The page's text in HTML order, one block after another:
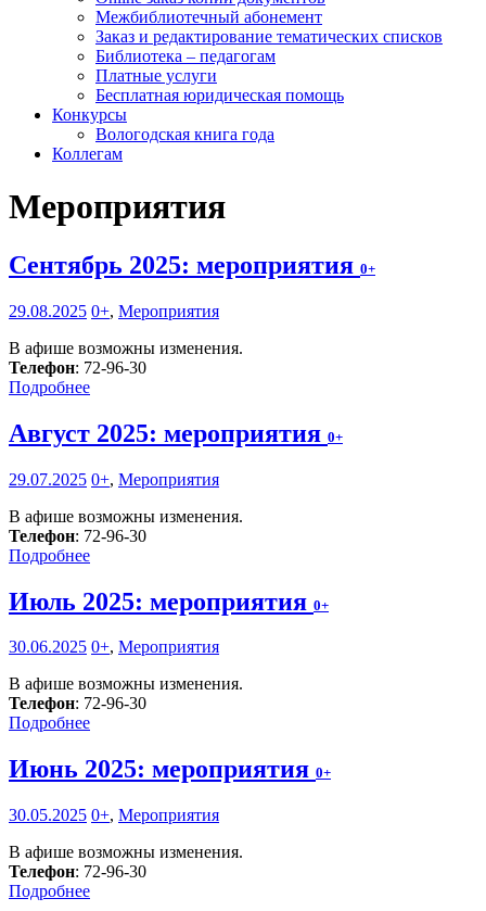
Межбиблиотечный абонемент
Заказ и редактирование тематических списков
Библиотека – педагогам
Платные услуги
Бесплатная юридическая помощь
Конкурсы
Вологодская книга года
Коллегам
Мероприятия
Сентябрь 2025: мероприятия 0+
29.08.2025 0+, Мероприятия
В афише возможны изменения.
Телефон: 72-96-30
Подробнее
Август 2025: мероприятия 0+
29.07.2025 0+, Мероприятия
В афише возможны изменения.
Телефон: 72-96-30
Подробнее
Июль 2025: мероприятия 0+
30.06.2025 0+, Мероприятия
В афише возможны изменения.
Телефон: 72-96-30
Подробнее
Июнь 2025: мероприятия 0+
30.05.2025 0+, Мероприятия
В афише возможны изменения.
Телефон: 72-96-30
Подробнее